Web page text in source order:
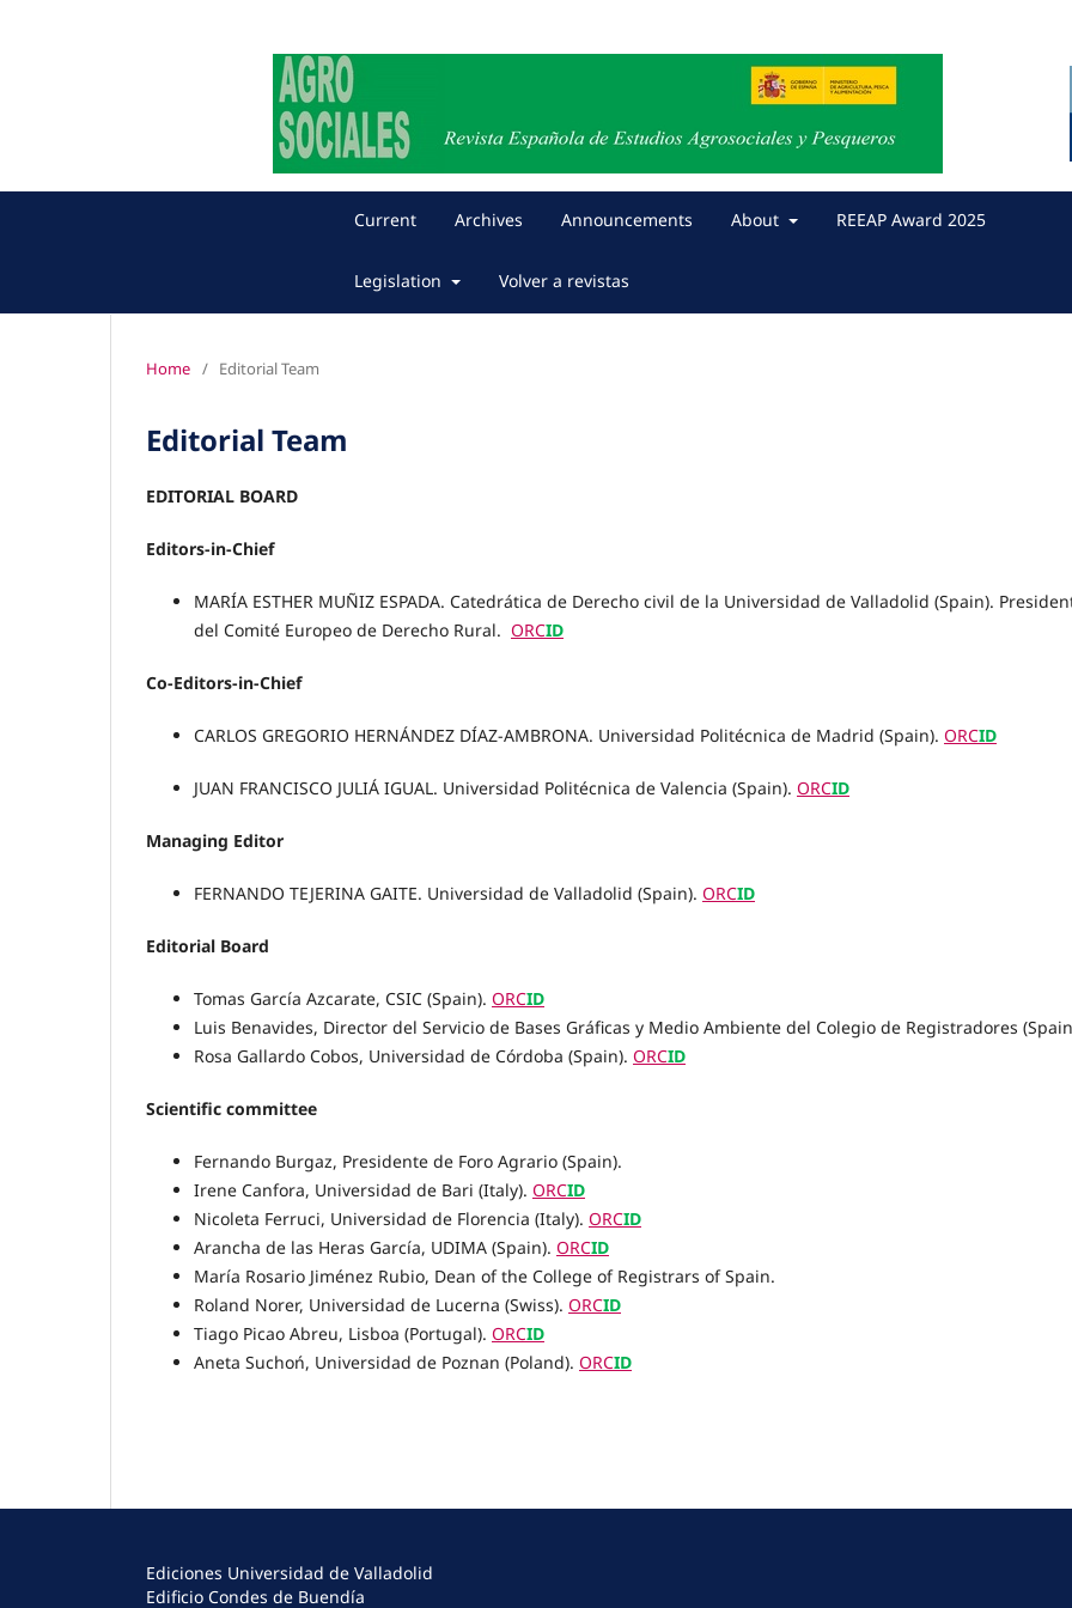
Current Archives Announcements About REEAP Award 2025
Legislation Volver a revistas
Home / Editorial Team
Editorial Team
EDITORIAL BOARD
Editors-in-Chief
MARÍA ESTHER MUÑIZ ESPADA. Catedrática de Derecho civil de la Universidad de Valladolid (Spain).
del Comité Europeo de Derecho Rural. ORCID
Co-Editors-in-Chief
CARLOS GREGORIO HERNÁNDEZ DÍAZ-AMBRONA. Universidad Politécnica de Madrid (Spain). ORCID
JUAN FRANCISCO JULIÁ IGUAL. Universidad Politécnica de Valencia (Spain). ORCID
Managing Editor
FERNANDO TEJERINA GAITE. Universidad de Valladolid (Spain). ORCID
Editorial Board
Tomas García Azcarate, CSIC (Spain). ORCID
Luis Benavides, Director del Servicio de Bases Gráficas y Medio Ambiente del Colegio de Registradores
Rosa Gallardo Cobos, Universidad de Córdoba (Spain). ORCID
Scientific committee
Fernando Burgaz, Presidente de Foro Agrario (Spain).
Irene Canfora, Universidad de Bari (Italy). ORCID
Nicoleta Ferruci, Universidad de Florencia (Italy). ORCID
Arancha de las Heras García, UDIMA (Spain). ORCID
María Rosario Jiménez Rubio, Dean of the College of Registrars of Spain.
Roland Norer, Universidad de Lucerna (Swiss). ORCID
Tiago Picao Abreu, Lisboa (Portugal). ORCID
Aneta Suchoń, Universidad de Poznan (Poland). ORCID
Ediciones Universidad de Valladolid
Edificio Condes de Buendía